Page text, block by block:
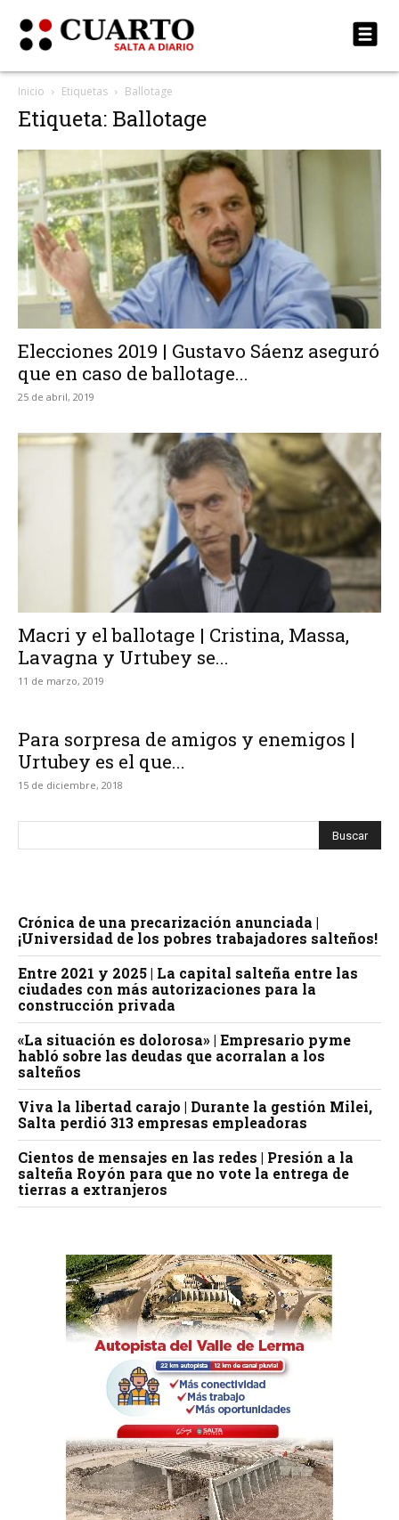
Inicio Etiquetas Ballotage
Etiqueta: Ballotage
Elecciones 2019 | Gustavo Sáenz aseguró
que en caso de ballotage...
25 de abril, 2019
Macri y el ballotage | Cristina, Massa,
Lavagna y Urtubey se...
11 de marzo, 2019
Para sorpresa de amigos y enemigos |
Urtubey es el que...
15 de diciembre, 2018
Crónica de una precarización anunciada |
¡Universidad de los pobres trabajadores salteños!
Entre 2021 y 2025 | La capital salteña entre las
ciudades con más autorizaciones para la
construcción privada
«La situación es dolorosa» | Empresario pyme
habló sobre las deudas que acorralan a los
salteños
Viva la libertad carajo | Durante la gestión Milei,
Salta perdió 313 empresas empleadoras
Cientos de mensajes en las redes | Presión a la
salteña Royón para que no vote la entrega de
tierras a extranjeros